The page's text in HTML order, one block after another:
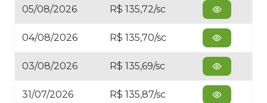
05/08/2026 R$ 135,72/sc
04/08/2026 R$ 135,70/sc
03/08/2026 R$ 135,69/sc
31/07/2026 R$ 135,87/sc